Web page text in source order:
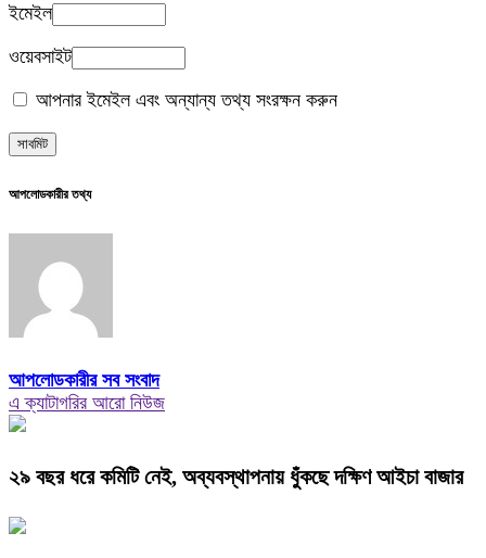
ইমেইল
ওয়েবসাইট
আপনার ইমেইল এবং অন্যান্য তথ্য সংরক্ষন করুন
আপলোডকারীর তথ্য
আপলোডকারীর সব সংবাদ
এ ক্যাটাগরির আরো নিউজ
২৯ বছর ধরে কমিটি নেই, অব্যবস্থাপনায় ধুঁকছে দক্ষিণ আইচা বাজার